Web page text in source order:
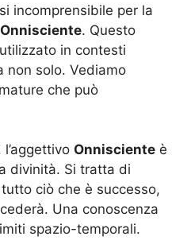
incomprensibile per la
Onnisciente. Questo
in contesti
non solo. Vediamo
che può
Onnisciente è
divinità. Si tratta di
ciò che è successo,
Una conoscenza
spazio-temporali.